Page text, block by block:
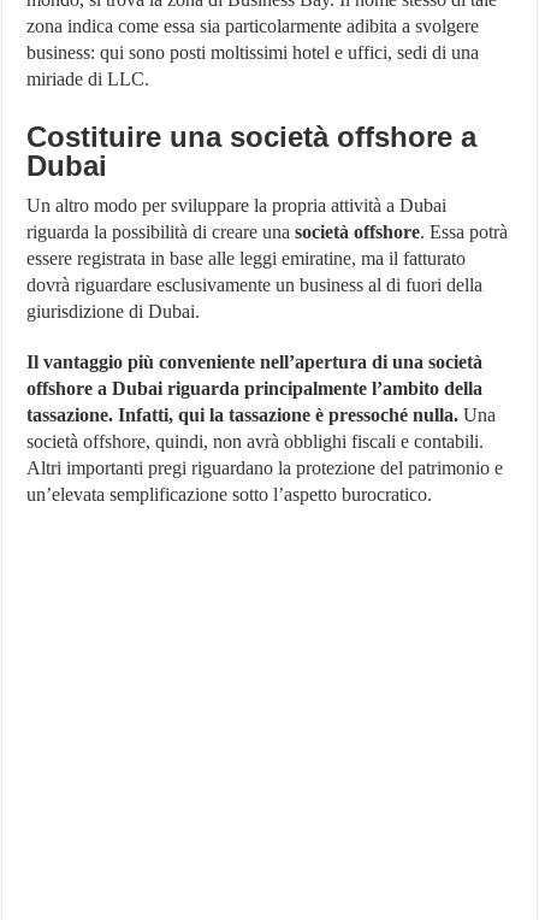
zona indica come essa sia particolarmente adibita a svolgere
business: qui sono posti moltissimi hotel e uffici, sedi di una
miriade di LLC.
Costituire una società offshore a
Dubai
Un altro modo per sviluppare la propria attività a Dubai
riguarda la possibilità di creare unasocietà offshore. Essa potrà
essere registrata in base alle leggi emiratine, ma il fatturato
dovrà riguardare esclusivamente un business al di fuori della
giurisdizione di Dubai.
Il vantaggio più conveniente nell’apertura di una società
offshore a Dubai riguarda principalmente l’ambito della
tassazione. Infatti, qui la tassazione è pressoché nulla. Una
società offshore, quindi, non avrà obblighi fiscali e contabili.
Altri importanti pregi riguardano la protezione del patrimonio e
un’elevata semplificazione sotto l’aspetto burocratico.